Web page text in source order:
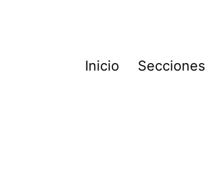
Inicio Secciones